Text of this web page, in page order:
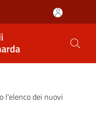
l'elenco dei nuovi